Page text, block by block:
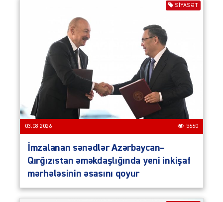
SIYASƏT
03.08.2026 5660
İmzalanan sənədlər Azərbaycan–
Qırğızıstan əməkdaşlığında yeni inkişaf
mərhələsinin əsasını qoyur